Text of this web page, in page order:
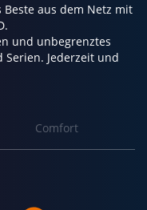
Beste aus dem Netz mit
und unbegrenztes
Serien. Jederzeit und
Comfort